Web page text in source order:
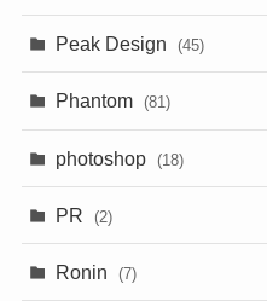
Peak Design (45)
Phantom (81)
photoshop (18)
PR (2)
Ronin (7)